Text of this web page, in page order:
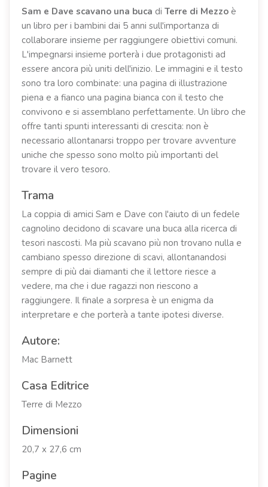
Sam e Dave scavano una buca di Terre di Mezzo è
un libro per i bambini dai 5 anni sull'importanza di
collaborare insieme per raggiungere obiettivi comuni.
L'impegnarsi insieme porterà i due protagonisti ad
essere ancora più uniti dell'inizio. Le immagini e il testo
sono tra loro combinate: una pagina di illustrazione
piena e a fianco una pagina bianca con il testo che
convivono e si assemblano perfettamente. Un libro che
offre tanti spunti interessanti di crescita: non è
necessario allontanarsi troppo per trovare avventure
uniche che spesso sono molto più importanti del
trovare il vero tesoro.
Trama
La coppia di amici Sam e Dave con l'aiuto di un fedele
cagnolino decidono di scavare una buca alla ricerca di
tesori nascosti. Ma più scavano più non trovano nulla e
cambiano spesso direzione di scavi, allontanandosi
sempre di più dai diamanti che il lettore riesce a
vedere, ma che i due ragazzi non riescono a
raggiungere. Il finale a sorpresa è un enigma da
interpretare e che porterà a tante ipotesi diverse.
Autore:
Mac Barnett
Casa Editrice
Terre di Mezzo
Dimensioni
20,7 x 27,6 cm
Pagine